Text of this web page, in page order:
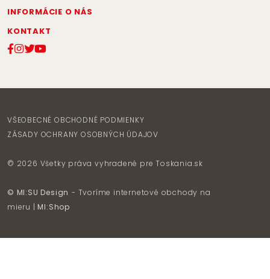
INFORMÁCIE O NÁS
KONTAKT
VŠEOBECNÉ OBCHODNÉ PODMIENKY
ZÁSADY OCHRANY OSOBNÝCH ÚDAJOV
© 2026 Všetky práva vyhradené preToskania.sk
© MI:SU Design - Tvoríme internetové obchody na
mieru | MI:Shop